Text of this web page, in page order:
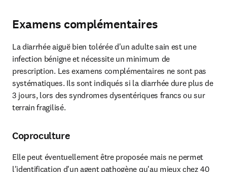
Examens complémentaires
La diarrhée aiguë bien tolérée d'un adulte sain est une
infection bénigne et nécessite un minimum de
prescription. Les examens complémentaires ne sont pas
systématiques. Ils sont indiqués si la diarrhée dure plus de
3 jours, lors des syndromes dysentériques francs ou sur
terrain fragilisé.
Coproculture
Elle peut éventuellement être proposée mais ne permet
l'identification d'un agent pathogène qu'au mieux chez 40